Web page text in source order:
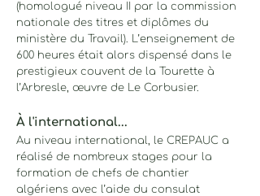
(homologué niveau II par la commission
nationale des titres et diplômes du
ministère du Travail). L’enseignement de
600 heures était alors dispensé dans le
prestigieux couvent de la Tourette à
l’Arbresle, œuvre de Le Corbusier.
À l'international...
Au niveau international, le CREPAUC a
réalisé de nombreux stages pour la
formation de chefs de chantier
algériens avec l’aide du consulat